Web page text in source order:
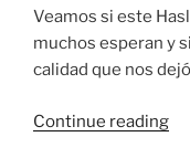
Veamos si este
muchos esperan y
calidad que nos
Continue reading